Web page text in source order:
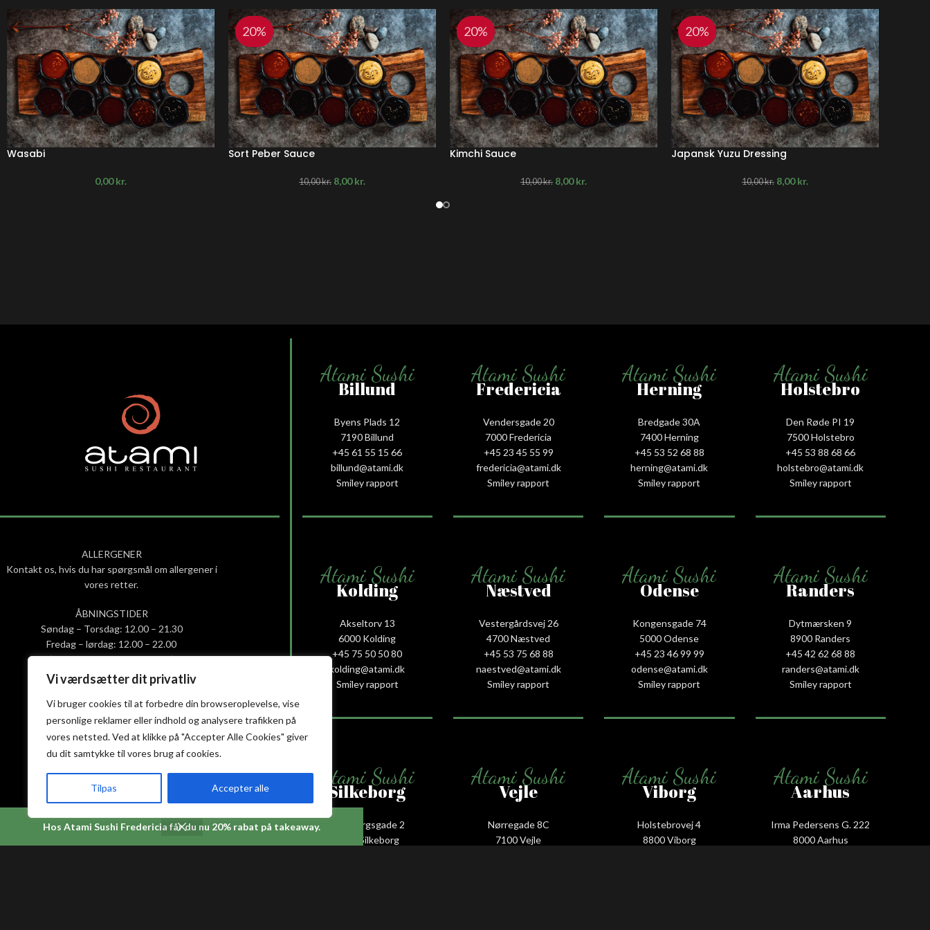
Vi værdsætter dit privatliv
Vi bruger cookies til at forbedre din browseroplevelse, vise
personlige reklamer eller indhold og analysere trafikken på
vores netsted. Ved at klikke på "Accepter Alle Cookies" giver
du dit samtykke til vores brug af cookies.
Tilpas Accepter alle
Hos Atami Sushi Fredericia får du nu 20% rabat på takeaway.
Wasabi
0,00kr.
20%
Sort Peber Sauce
10,00kr. 8,00kr.
20%
Kimchi Sauce
10,00kr. 8,00kr.
20%
Japansk Yuzu Dressing
10,00kr. 8,00kr.
ALLERGENER
Kontakt os, hvis du har spørgsmål om allergener i
vores retter.
ÅBNINGSTIDER
Søndag – Torsdag: 12.00 – 21.30
Fredag – lørdag: 12.00 – 22.00
(Køkkenet lukker 30 min. før)
Privatlivs- og cookiepolitik
Handelsbetingelser
Atami Sushi
Billund
Byens Plads 12
7190 Billund
+45 61 55 15 66‬
billund@atami.dk
Smiley rapport
Atami Sushi
Fredericia
Vendersgade 20
7000 Fredericia
+45 23 45 55 99
fredericia@atami.dk
Smiley rapport
Atami Sushi
Herning
Bredgade 30A
7400 Herning
+45 53 52 68 88
herning@atami.dk
Smiley rapport
Atami Sushi
Holstebro
Den Røde PI 19
7500 Holstebro
+45 53 88 68 66
holstebro@atami.dk
Smiley rapport
Atami Sushi
Kolding
Akseltorv 13
6000 Kolding
+45 75 50 50 80
kolding@atami.dk
Smiley rapport
Atami Sushi
Næstved
Vestergårdsvej 26
4700 Næstved
+45 53 75 68 88
naestved@atami.dk
Smiley rapport
Atami Sushi
Odense
Kongensgade 74
5000 Odense
+45 23 46 99 99
odense@atami.dk
Smiley rapport
Atami Sushi
Randers
Dytmærsken 9
8900 Randers
+45 42 62 68 88
randers@atami.dk
Smiley rapport
Atami Sushi
Silkeborg
Guldbergsgade 2
8600 Silkeborg
Atami Sushi
Vejle
Nørregade 8C
7100 Vejle
Atami Sushi
Viborg
Holstebrovej 4
8800 Viborg
Atami Sushi
Aarhus
Irma Pedersens G. 222
8000 Aarhus